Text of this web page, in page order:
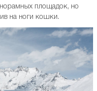
площадок, но
на ноги кошки.